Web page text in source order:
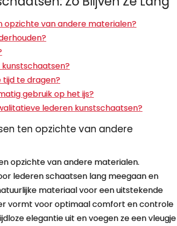
opzichte van andere materialen?
tijd te dragen?
gebruik op het ijs?
lederen kunstschaatsen?
ten opzichte van andere
opzichte van andere materialen.
lederen schaatsen lang meegaan en
materiaal voor een uitstekende
vormt voor optimaal comfort en controle
elegantie uit en voegen ze een vleugje